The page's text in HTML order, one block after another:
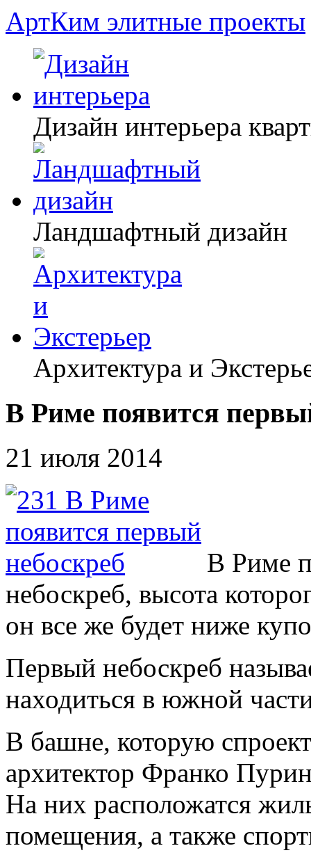
АртКим элитные проекты
Дизайн интерьера
Ландшафтный дизайн
Архитектура и
В Риме появится
21 июля 2014
В Риме
небоскреб, высота
он все же будет ниже
Первый небоскреб
находиться в южной
В башне, которую
архитектор Франко
На них расположатся
помещения, а также